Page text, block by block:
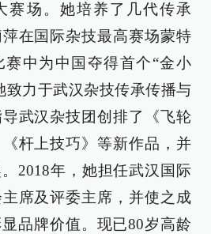
赛场。她培养了几代传承
在国际杂技最高赛场蒙特
中为中国夺得首个“金小
致力于武汉杂技传承传播与
武汉杂技团创排了《飞轮
杆上技巧》等新作品，并
2018年，她担任武汉国际
席及评委主席，并使之成
品牌价值。现已80岁高龄